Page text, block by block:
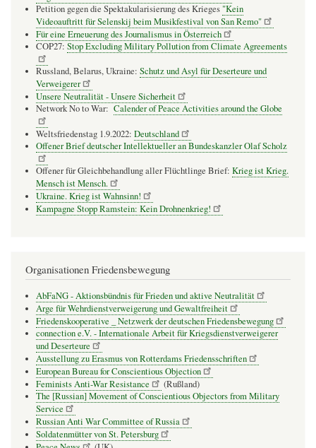
Petition gegen die Spektakularisierung des Krieges "Kein
Videoauftritt für Selenskij beim Musikfestival von San Remo"
Für eine Erneuerung des Journalismus in Österreich
COP27: Stop Excluding Military Pollution from Climate Agreements
Russland, Belarus, Ukraine: Schutz und Asyl für Deserteure und
Verweigerer
Unsere Neutralität - Unsere Sicherheit
Network No to War: Calender of Peace Activities around the Globe
Weltsfriedenstag 1.9.2022: Deutschland
Offener Brief deutscher Intellektueller an Bundeskanzler Olaf Scholz
Offener für Gleichbehandlung aller Flüchtlinge Brief: Krieg ist Krieg.
Mensch ist Mensch.
Ukraine. Krieg ist Wahnsinn!
Kampagne Stopp Ramstein: Kein Drohnenkrieg!
Organisationen Friedensbewegung
AbFaNG - Aktionsbündnis für Frieden und aktive Neutralität
Arge für Wehrdienstverweigerung und Gewaltfreiheit
Friedenskooperative _ Netzwerk der deutschen Friedensbewegung
connection e.V. - Inter­na­tio­nale Arbeit für Kriegs­dienst­ver­wei­gerer
und Deser­teure
Ausstellung zu Erasmus von Rotterdams Friedensschriften
European Bureau for Conscientious Objection
Feminists Anti-War Resistance
(Rußland)
The [Russian] Movement of Conscientious Objectors from Military
Service
Russian Anti War Committee of Russia
Soldatenmütter von St. Petersburg